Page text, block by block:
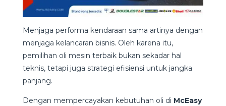
Menjaga performa kendaraan sama artinya dengan
menjaga kelancaran bisnis. Oleh karena itu,
pemilihan oli mesin terbaik bukan sekadar hal
teknis, tetapi juga strategi efisiensi untuk jangka
panjang.
Dengan mempercayakan kebutuhan oli di McEasy